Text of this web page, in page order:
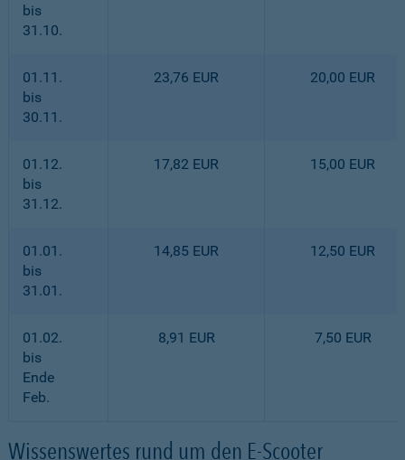
bis
31.10.
01.11.
bis
30.11.
23,76 EUR 20,00 EUR
01.12.
bis
31.12.
17,82 EUR 15,00 EUR
01.01.
bis
31.01.
14,85 EUR 12,50 EUR
01.02.
bis
Ende
Feb.
8,91 EUR 7,50 EUR
Wissenswertes rund um den E-Scooter